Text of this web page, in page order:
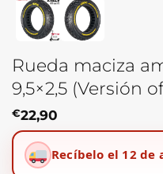
Rueda maciza
9,5×2,5 (Versión
€22,90
Recíbelo el 12 de